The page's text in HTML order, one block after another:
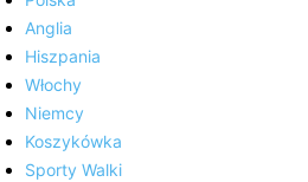
Anglia
Hiszpania
Włochy
Niemcy
Koszykówka
Sporty Walki